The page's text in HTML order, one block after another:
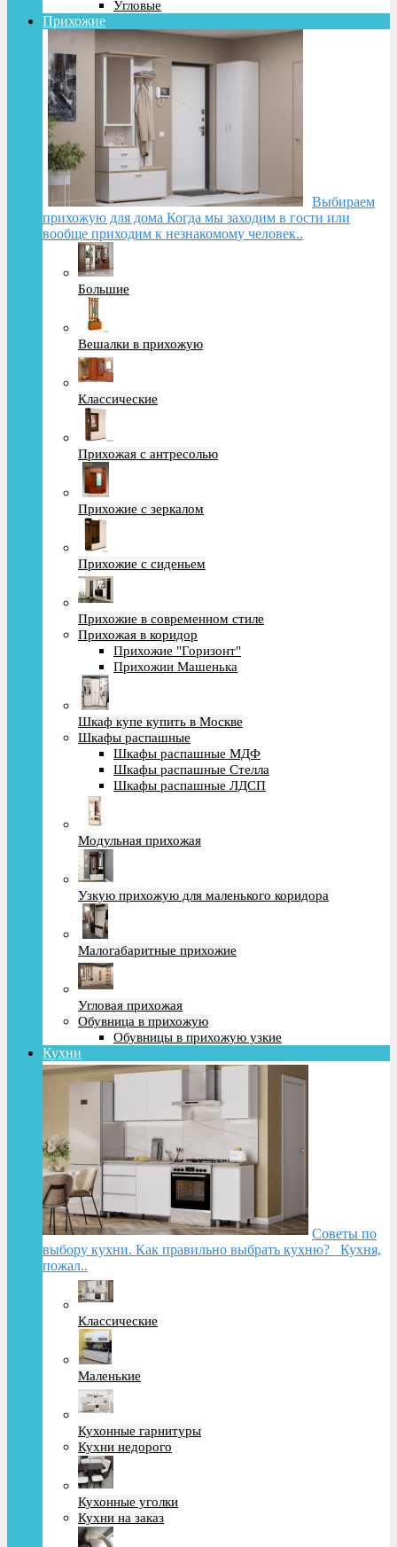
Угловые
Прихожие
Выбираем
прихожую для дома Когда мы заходим в гости или
вообще приходим к незнакомому человек..
Большие
Вешалки в прихожую
Классические
Прихожая с антресолью
Прихожие с зеркалом
Прихожие с сиденьем
Прихожие в современном стиле
Прихожая в коридор
Прихожие "Горизонт"
Прихожии Машенька
Шкаф купе купить в Москве
Шкафы распашные
Шкафы распашные МДФ
Шкафы распашные Стелла
Шкафы распашные ЛДСП
Модульная прихожая
Узкую прихожую для маленького коридора
Малогабаритные прихожие
Угловая прихожая
Обувница в прихожую
Обувницы в прихожую узкие
Кухни
Советы по
выбору кухни. Как правильно выбрать кухню? Кухня,
пожал..
Классические
Маленькие
Кухонные гарнитуры
Кухни недорого
Кухонные уголки
Кухни на заказ